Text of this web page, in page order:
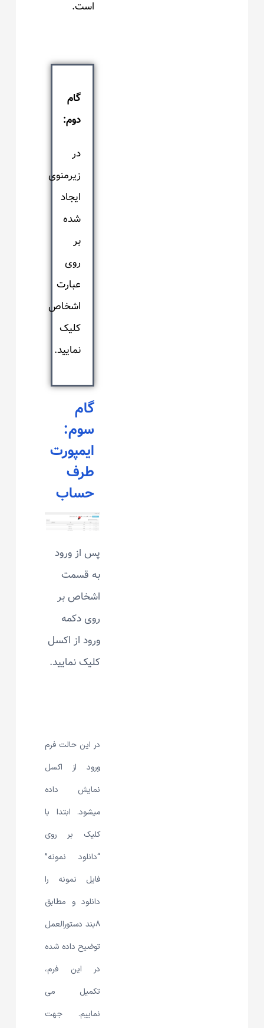
است.
گام
دوم:
در
زیرمنوی
ایجاد
شده
بر
روی
عبارت
اشخاص
کلیک
نمایید.
گام
سوم:
ایمپورت
طرف
حساب
پس از ورود
به قسمت
اشخاص بر
روی دکمه
ورود از اکسل
کلیک نمایید.
در این حالت فرم
ورود از اکسل
نمایش داده
میشود. ابتدا با
کلیک بر روی
“دانلود نمونه”
فایل نمونه را
دانلود و مطابق
۸بند دستورالعمل
توضیح داده شده
در این فرم،
تکمیل می
نماییم. جهت